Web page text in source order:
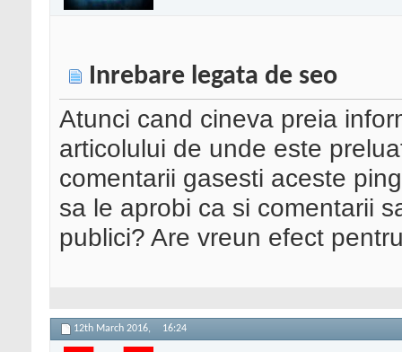
Inrebare legata de seo
Atunci cand cineva preia
articolului de unde este
comentarii gasesti aceste
sa le aprobi ca si comentarii
publici? Are vreun efect
12th March 2016, 16:24